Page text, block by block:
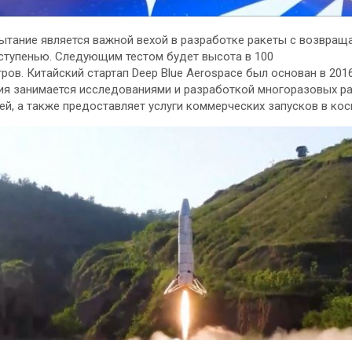
является важной вехой в разработке ракеты с
Следующим тестом будет высота в 100
Китайский стартап Deep Blue Aerospace был основан в
занимается исследованиями и разработкой многоразовых
а также предоставляет услуги коммерческих запусков в